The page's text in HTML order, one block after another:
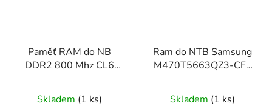
Paměť RAM do NB
DDR2 800 Mhz CL6
Skladem (1 ks)
Ram do NTB Samsung
M470T5663QZ3-CF7
800MHz
Skladem (1 ks)